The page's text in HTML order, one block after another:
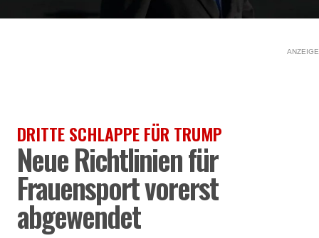
ANZEIGE
DRITTE SCHLAPPE FÜR TRUMP
Neue Richtlinien für
Frauensport vorerst
abgewendet